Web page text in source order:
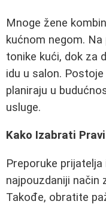
Mnoge žene
kućnom negom.
tonike kući, dok za
idu u salon.
planiraju u
usluge.
Kako Izabrati
Preporuke
najpouzdaniji način
Takođe, obratite